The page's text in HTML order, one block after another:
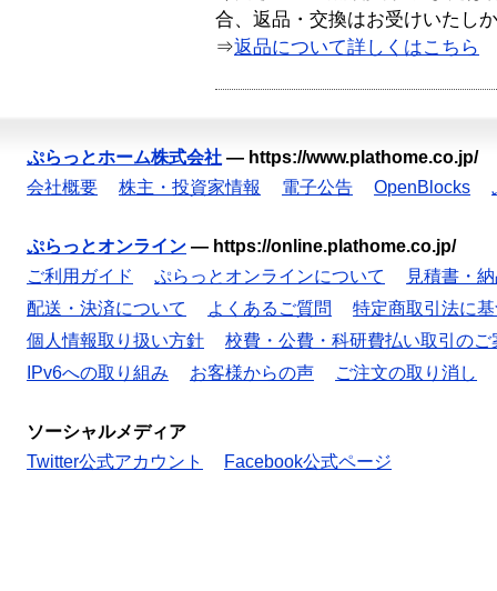
合、返品・交換はお受けいたし
⇒返品について詳しくはこちら
ぷらっとホーム株式会社 — https://www.plathome.co.jp/
会社概要
株主・投資家情報 電子公告 OpenBlocks
ぷらっとオンライン — https://online.plathome.co.jp/
ご利用ガイド
ぷらっとオンラインについて
見積書・
配送・決済について
よくあるご質問
特定商取引法に
個人情報取り扱い方針
校費・公費・科研費払い取引のご
IPv6への取り組み
お客様からの声 ご注文の取り消し
ソーシャルメディア
Twitter公式アカウント
Facebook公式ページ